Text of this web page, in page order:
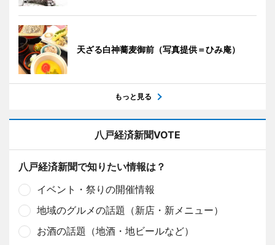
天ざる白神蕎麦御前（写真提供＝ひみ庵）
もっと見る
八戸経済新聞VOTE
八戸経済新聞で知りたい情報は？
イベント・祭りの開催情報
地域のグルメの話題（新店・新メニュー）
お酒の話題（地酒・地ビールなど）